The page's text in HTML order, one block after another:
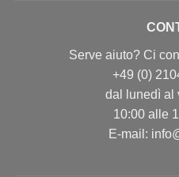
Serve aiuto? Ci
+49 (0)
dal lunedì al
10:00 alle
E-mail: